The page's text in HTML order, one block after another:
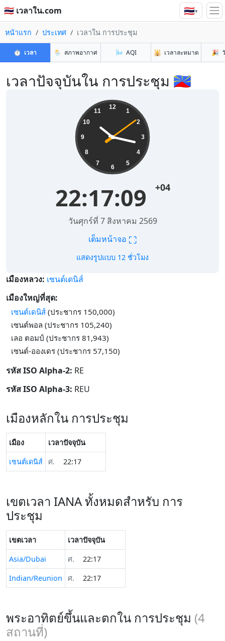
🇹🇭 เวลาใน.com 🇹🇭▾
หน้าแรก ประเทศ เวลาใน การประชุม
⏱️ เวลา 🌦️ สภาพอากาศ 🌬️ AQI 🕌 เวลาละหมาด 🎉
เวลาปัจจุบันใน การประชุม 🇷🇪
12
1
2
3
4
5
6
7
8
9
10
11
22:17:10 +04
วันศุกร์ที่ 7 สิงหาคม 2569
เต็มหน้าจอ ⛶
แสดงรูปแบบ 12 ชั่วโมง
เมืองหลวง: เซนต์เดนิส์
เมืองใหญ่ที่สุด:
เซนต์เดนิส์ (ประชากร 150,000)
เซนต์พอล (ประชากร 105,240)
เลอ ตอมป์ (ประชากร 81,943)
เซนต์-อองเดร (ประชากร 57,150)
รหัส ISO Alpha-2: RE
รหัส ISO Alpha-3: REU
เมืองหลักใน การประชุม
เมือง
เวลาปัจจุบัน
เซนต์เดนิส์ ศ. 22:17
เขตเวลา IANA ทั้งหมดสำหรับ การ
ประชุม
เขตเวลา
เวลาปัจจุบัน
Asia/Dubai
ศ.
22:17
Indian/Reunion
ศ. 22:17
พระอาทิตย์ขึ้นและตกใน การประชุม (4
สถานที่)